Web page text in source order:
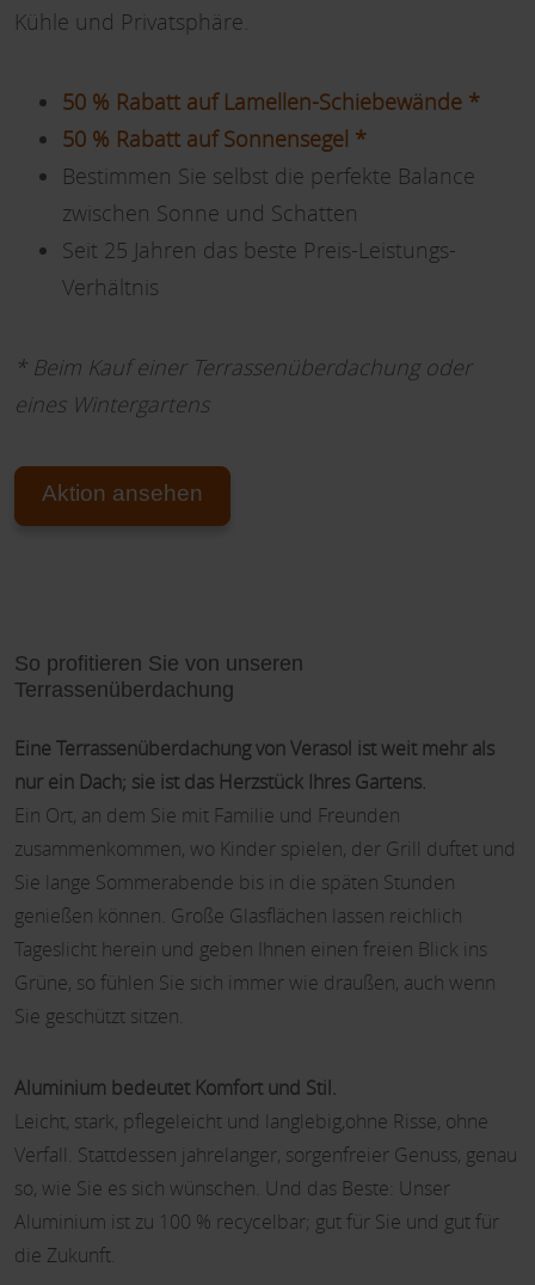
Kühle und Privatsphäre.
50 % Rabatt auf Lamellen-Schiebewände *
50 % Rabatt auf Sonnensegel *
Bestimmen Sie selbst die perfekte Balance
zwischen Sonne und Schatten
Seit 25 Jahren das beste Preis-Leistungs-
Verhältnis
* Beim Kauf einer Terrassenüberdachung oder
eines Wintergartens
Aktion ansehen
So profitieren Sie von unseren
Terrassenüberdachung
Eine Terrassenüberdachung von Verasol ist weit mehr als
nur ein Dach; sie ist das Herzstück Ihres Gartens.
Ein Ort, an dem Sie mit Familie und Freunden
zusammenkommen, wo Kinder spielen, der Grill duftet und
Sie lange Sommerabende bis in die späten Stunden
genießen können. Große Glasflächen lassen reichlich
Tageslicht herein und geben Ihnen einen freien Blick ins
Grüne, so fühlen Sie sich immer wie draußen, auch wenn
Sie geschützt sitzen.
Aluminium bedeutet Komfort und Stil.
Leicht, stark, pflegeleicht und langlebig,ohne Risse, ohne
Verfall. Stattdessen jahrelanger, sorgenfreier Genuss, genau
so, wie Sie es sich wünschen. Und das Beste: Unser
Aluminium ist zu 100 % recycelbar; gut für Sie und gut für
die Zukunft.